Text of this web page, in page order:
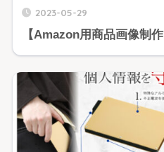
2023-05-29
【Amazon用商品画像制